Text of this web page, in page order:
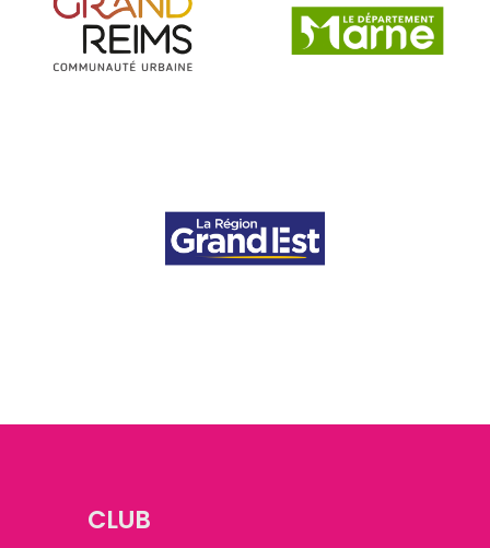
CLUB